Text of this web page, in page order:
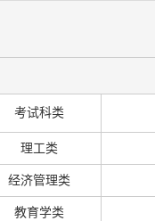
考试科类
理工类
经济管理类
教育学类